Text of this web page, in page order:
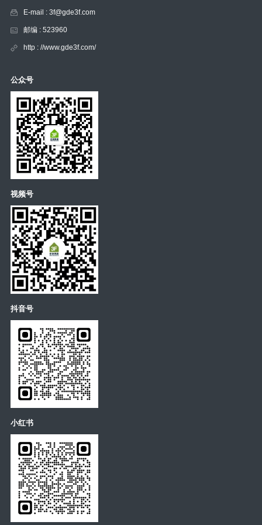
E-mail : 3f@gde3f.com
邮编 : 523960
http : //www.gde3f.com/
公众号
视频号
抖音号
小红书